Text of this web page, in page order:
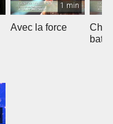
1 min
Avec la force